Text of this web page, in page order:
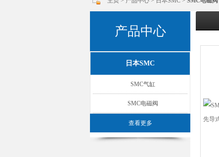
产品中心
日本SMC
SMC气缸
SMC电磁阀
查看更多